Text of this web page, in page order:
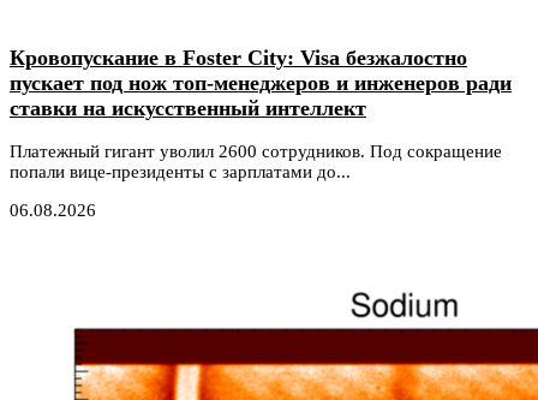
Кровопускание в Foster City: Visa безжалостно
пускает под нож топ-менеджеров и инженеров ради
ставки на искусственный интеллект
Платежный гигант уволил 2600 сотрудников. Под сокращение
попали вице-президенты с зарплатами до...
06.08.2026